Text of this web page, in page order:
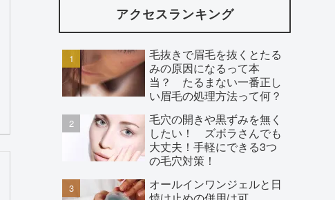
アクセスランキング
毛抜きで眉毛を抜くとたる
みの原因になるって本
当？ たるまない一番正し
い眉毛の処理方法って何？
毛穴の開きや黒ずみを無く
したい！ ズボラさんでも
大丈夫！手軽にできる3つ
の毛穴対策！
オールインワンジェルと日